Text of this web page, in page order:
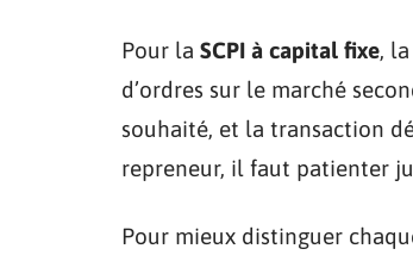
Pour la SCPI à capital fixe,
d’ordres sur le marché
souhaité, et la transaction
repreneur, il faut patienter
Pour mieux distinguer